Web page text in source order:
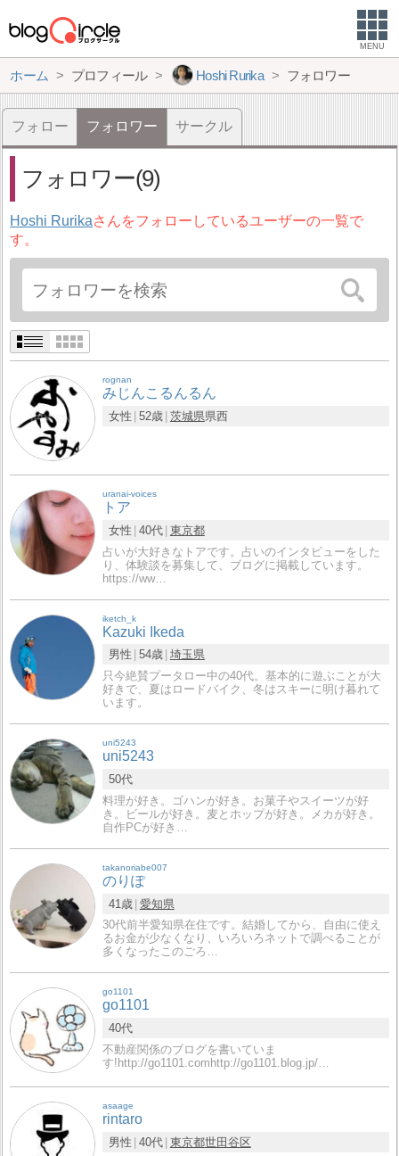
MENU
ホーム プロフィール Hoshi Rurika フォロワー
フォロー フォロワー サークル
フォロワー(9)
Hoshi Rurikaさんをフォローしているユーザーの一覧で
す。
rognan
みじんこるんるん
女性 52歳 茨城県県西
uranai-voices
トア
女性 40代 東京都
占いが大好きなトアです。占いのインタビューをした
り、体験談を募集して、ブログに掲載しています。
https://ww…
iketch_k
Kazuki Ikeda
男性 54歳 埼玉県
只今絶賛プータロー中の40代。基本的に遊ぶことが大
好きで、夏はロードバイク、冬はスキーに明け暮れて
います。
uni5243
uni5243
50代
料理が好き。ゴハンが好き。お菓子やスイーツが好
き。ビールが好き。麦とホップが好き。メカが好き。
自作PCが好き…
takanoriabe007
のりぽ
41歳 愛知県
30代前半愛知県在住です。結婚してから、自由に使え
るお金が少なくなり、いろいろネットで調べることが
多くなったこのごろ…
go1101
go1101
40代
不動産関係のブログを書いていま
す!http://go1101.comhttp://go1101.blog.jp/…
asaage
rintaro
男性 40代 東京都世田谷区